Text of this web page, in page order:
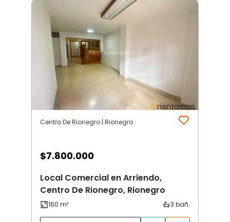
Centro De Rionegro | Rionegro
$7.800.000
Local Comercial en Arriendo,
Centro De Rionegro, Rionegro